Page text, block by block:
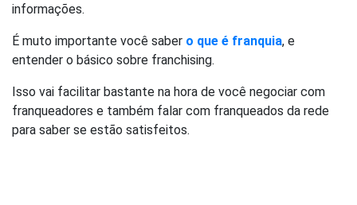
informações.
É muto importante você saber o que é franquia, e
entender o básico sobre franchising.
Isso vai facilitar bastante na hora de você negociar com
franqueadores e também falar com franqueados da rede
para saber se estão satisfeitos.